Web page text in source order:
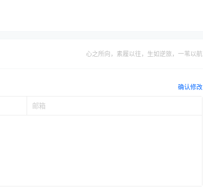
心之所向，素履以往，生如逆旅，一苇以航
确认修改